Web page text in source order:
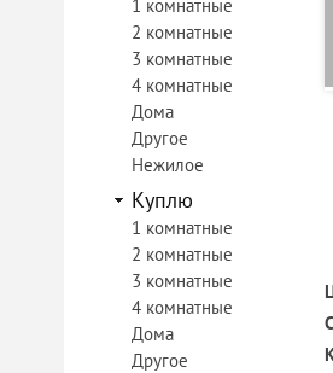
1 комнатные
2 комнатные
3 комнатные
4 комнатные
Дома
Другое
Нежилое
Куплю
1 комнатные
2 комнатные
3 комнатные
4 комнатные
Дома
Другое